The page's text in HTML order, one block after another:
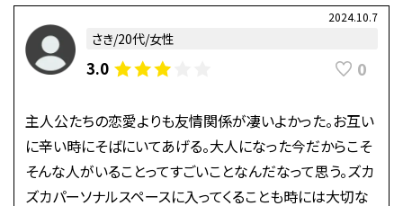
2024.10.7
さき/20代/女性
3.0 0
主人公たちの恋愛よりも友情関係が凄いよかった。お互い
に辛い時にそばにいてあげる。大人になった今だからこそ
そんな人がいることってすごいことなんだなって思う。ズカ
ズカパーソナルスペースに入ってくることも時には大切な